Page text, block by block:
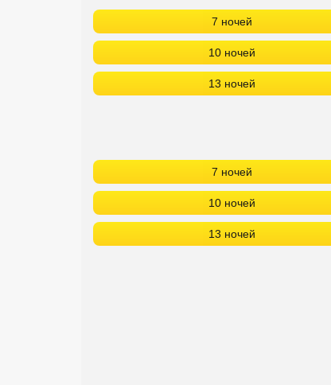
7 ночей
10 ночей
13 ночей
7 ночей
10 ночей
13 ночей